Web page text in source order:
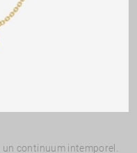
continuum intemporel.